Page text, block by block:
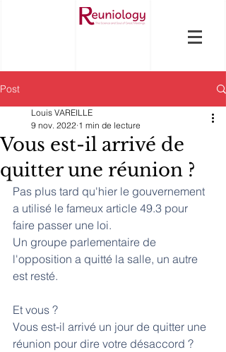
Post
Vous est-il arrivé de
quitter une réunion ?
Louis VAREILLE
9 nov. 2022 1 min de lecture
Pas plus tard qu'hier le gouvernement
a utilisé le fameux article 49.3 pour
faire passer une loi.
Un groupe parlementaire de
l'opposition a quitté la salle, un autre
est resté.
Et vous ?
Vous est-il arrivé un jour de quitter une
réunion pour dire votre désaccord ?